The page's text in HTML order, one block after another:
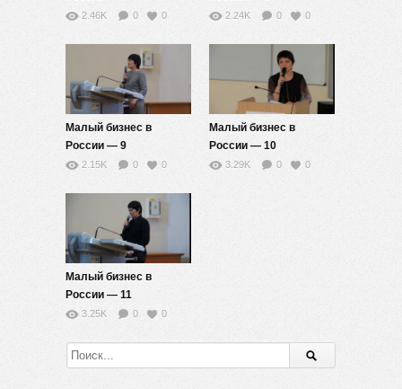
2.46K 0 0 2.24K 0 0
Малый бизнес в
России — 9
2.15K 0 0
Малый бизнес в
России — 10
3.29K 0 0
Малый бизнес в
России — 11
3.25K 0 0